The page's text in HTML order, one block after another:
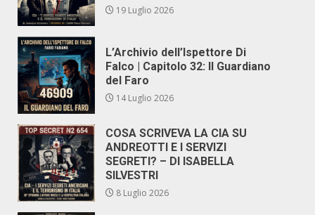
19 Luglio 2026
L’Archivio dell’Ispettore Di
Falco | Capitolo 32: Il Guardiano
del Faro
14 Luglio 2026
COSA SCRIVEVA LA CIA SU
ANDREOTTI E I SERVIZI
SEGRETI? – DI ISABELLA
SILVESTRI
8 Luglio 2026